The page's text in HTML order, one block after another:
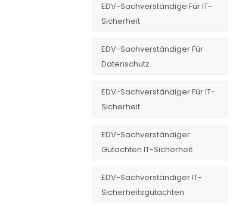
EDV-Sachverständige Für IT-
Sicherheit
EDV-Sachverständiger Für
Datenschutz
EDV-Sachverständiger Für IT-
Sicherheit
EDV-Sachverständiger
Gutachten IT-Sicherheit
EDV-Sachverständiger IT-
Sicherheitsgutachten